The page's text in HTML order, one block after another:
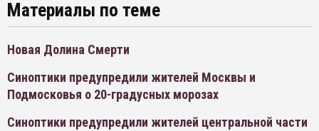
Материалы по теме
Новая Долина Смерти
Синоптики предупредили жителей Москвы и
Подмосковья о 20-градусных морозах
Синоптики предупредили жителей центральной части